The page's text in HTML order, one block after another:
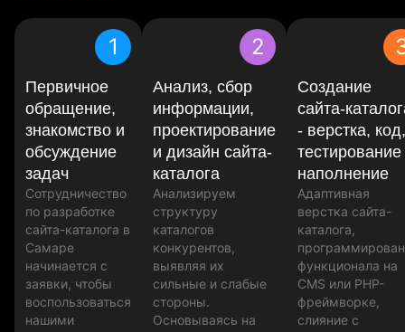
1
Первичное
обращение,
знакомство и
обсуждение
задач
Сотрудничество
по разработке
сайта-каталога в
Самаре
начинается с
заявки, чтобы
воспользоваться
нашими
2
Анализ, сбор
информации,
проектирование
и дизайн сайта-
каталога
Анализируем
структуру
каталогов
конкурентов,
выявляя их
сильные и слабые
стороны.
Основываясь на
Создание
сайта-
- верстка, код,
тестирование
наполнение
Адаптивная
верстка сайта-
каталога,
функционала на
CMS или PHP-
фреймворке,
слияние с